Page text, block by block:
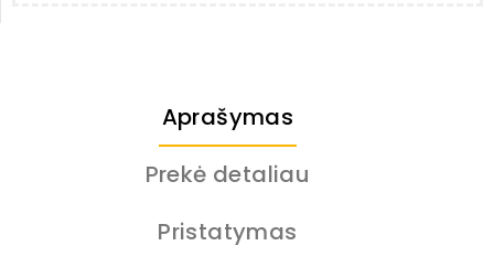
Aprašymas
Prekė detaliau
Pristatymas